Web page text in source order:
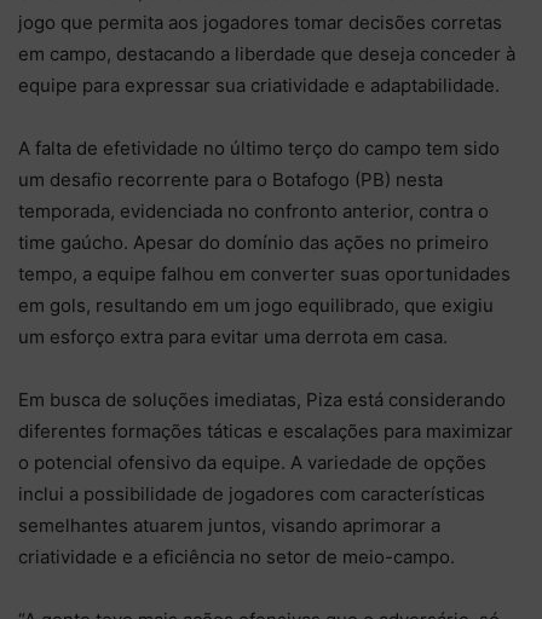
jogo que permita aos jogadores tomar decisões corretas
em campo, destacando a liberdade que deseja conceder à
equipe para expressar sua criatividade e adaptabilidade.
A falta de efetividade no último terço do campo tem sido
um desafio recorrente para o Botafogo (PB) nesta
temporada, evidenciada no confronto anterior, contra o
time gaúcho. Apesar do domínio das ações no primeiro
tempo, a equipe falhou em converter suas oportunidades
em gols, resultando em um jogo equilibrado, que exigiu
um esforço extra para evitar uma derrota em casa.
Em busca de soluções imediatas, Piza está considerando
diferentes formações táticas e escalações para maximizar
o potencial ofensivo da equipe. A variedade de opções
inclui a possibilidade de jogadores com características
semelhantes atuarem juntos, visando aprimorar a
criatividade e a eficiência no setor de meio-campo.